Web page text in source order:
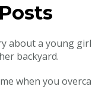
about a young
backyard.
when you